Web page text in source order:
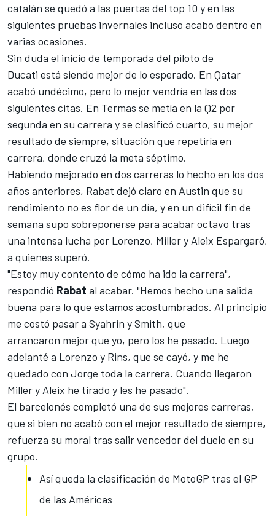
catalán se quedó a las puertas del top 10 y en las
siguientes pruebas invernales incluso acabo dentro en
varias ocasiones.
Sin duda el inicio de temporada del piloto de
Ducati está siendo mejor de lo esperado. En Qatar
acabó undécimo, pero lo mejor vendría en las dos
siguientes citas. En Termas se metía en la Q2 por
segunda en su carrera y se clasificó cuarto, su mejor
resultado de siempre, situación que repetiría en
carrera, donde cruzó la meta séptimo.
Habiendo mejorado en dos carreras lo hecho en los dos
años anteriores, Rabat dejó claro en Austin que su
rendimiento no es flor de un día, y en un difícil fin de
semana supo sobreponerse para acabar octavo tras
una intensa lucha por Lorenzo, Miller y Aleix Espargaró,
a quienes superó.
"Estoy muy contento de cómo ha ido la carrera",
respondió Rabat al acabar. "Hemos hecho una salida
buena para lo que estamos acostumbrados. Al principio
me costó pasar a Syahrin y Smith, que
arrancaron mejor que yo, pero los he pasado. Luego
adelanté a Lorenzo y Rins, que se cayó, y me he
quedado con Jorge toda la carrera. Cuando llegaron
Miller y Aleix he tirado y les he pasado".
El barcelonés completó una de sus mejores carreras,
que si bien no acabó con el mejor resultado de siempre,
refuerza su moral tras salir vencedor del duelo en su
grupo.
Así queda la clasificación de MotoGP tras el GP
de las Américas